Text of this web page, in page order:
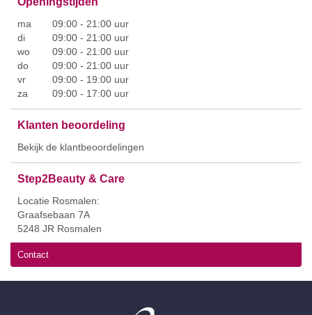
ma
09:00 - 21:00 uur
di
09:00 - 21:00 uur
wo
09:00 - 21:00 uur
do
09:00 - 21:00 uur
vr
09:00 - 19:00 uur
za
09:00 - 17:00 uur
Klanten beoordeling
Bekijk de klantbeoordelingen
Step2Beauty & Care
Locatie Rosmalen:
Graafsebaan 7A
5248 JR Rosmalen
Contact